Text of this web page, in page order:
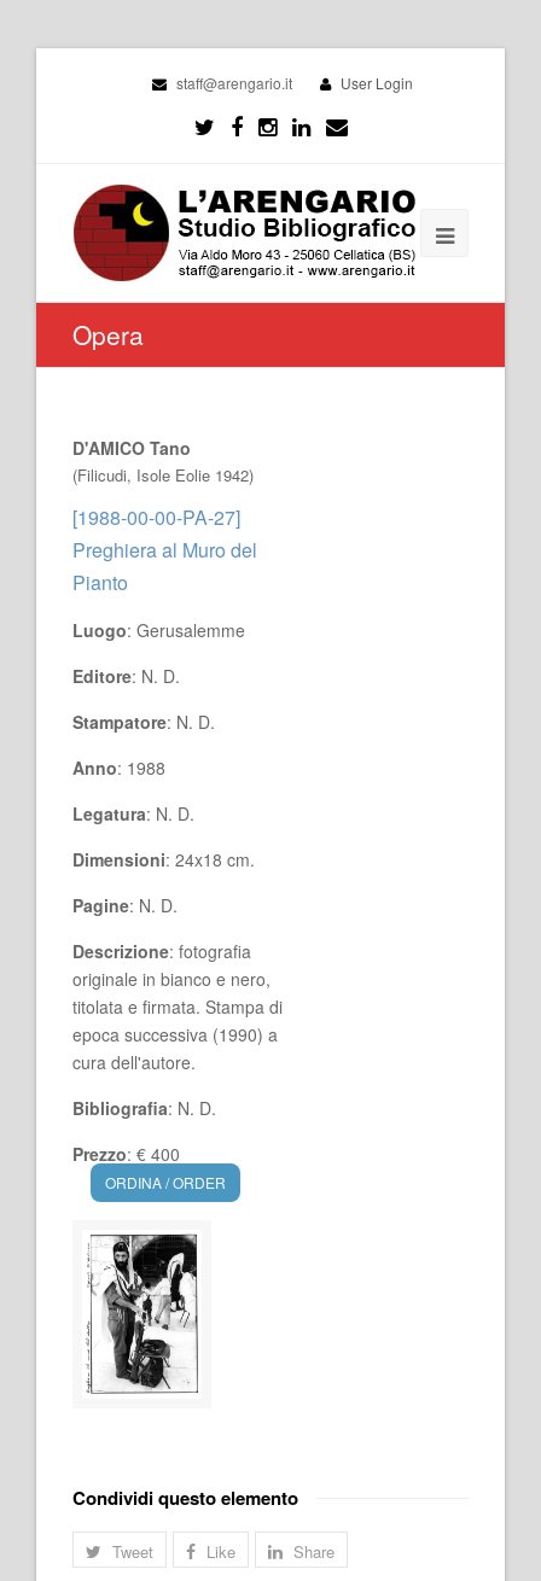
staff@arengario.it User Login
Opera
D'AMICO Tano
(Filicudi, Isole Eolie 1942)
[1988-00-00-PA-27]
Preghiera al Muro del
Pianto
Luogo: Gerusalemme
Editore: N. D.
Stampatore: N. D.
Anno: 1988
Legatura: N. D.
Dimensioni: 24x18 cm.
Pagine: N. D.
Descrizione: fotografia
originale in bianco e nero,
titolata e firmata. Stampa di
epoca successiva (1990) a
cura dell'autore.
Bibliografia: N. D.
Prezzo: € 400
ORDINA / ORDER
Condividi questo elemento
Tweet Like Share